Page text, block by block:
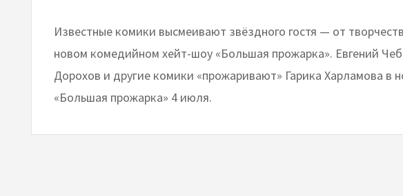
Известные комики высмеивают звёздного гостя — от
новом комедийном хейт-шоу «Большая прожарка». Евгений
Дорохов и другие комики «прожаривают» Гарика Харламова в
«Большая прожарка» 4 июля.